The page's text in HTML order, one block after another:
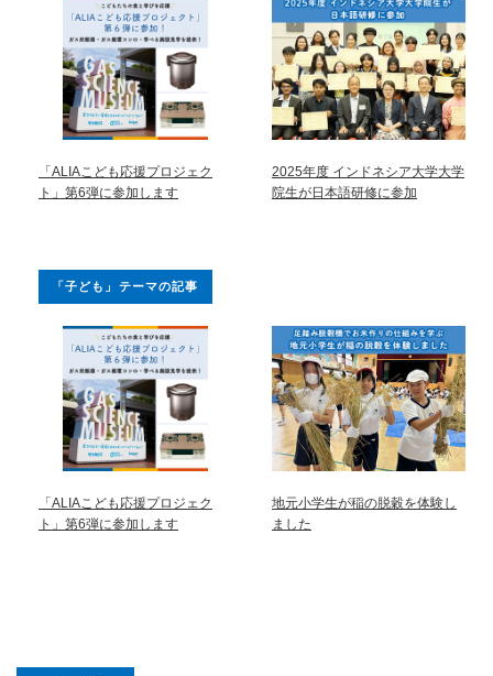
「ALIAこども応援プロジェク
ト」第6弾に参加します
2025年度 インドネシア大学大学
院生が日本語研修に参加
「子ども」テーマの記事
「ALIAこども応援プロジェク
ト」第6弾に参加します
地元小学生が稲の脱穀を体験し
ました